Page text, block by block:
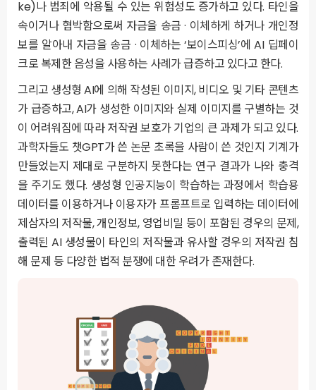
ke)나 범죄에 악용될 수 있는 위험성도 증가하고 있다. 타인을
속이거나 협박함으로써 자금을 송금 · 이체하게 하거나 개인정
보를 알아내 자금을 송금 · 이체하는 ‘보이스피싱’에 AI 딥페이
크로 복제한 음성을 사용하는 사례가 급증하고 있다고 한다.
그리고 생성형 AI에 의해 작성된 이미지, 비디오 및 기타 콘텐츠
가 급증하고, AI가 생성한 이미지와 실제 이미지를 구별하는 것
이 어려워짐에 따라 저작권 보호가 기업의 큰 과제가 되고 있다.
과학자들도 챗GPT가 쓴 논문 초록을 사람이 쓴 것인지 기계가
만들었는지 제대로 구분하지 못한다는 연구 결과가 나와 충격
을 주기도 했다. 생성형 인공지능이 학습하는 과정에서 학습용
데이터를 이용하거나 이용자가 프롬프트로 입력하는 데이터에
제삼자의 저작물, 개인정보, 영업비밀 등이 포함된 경우의 문제,
출력된 AI 생성물이 타인의 저작물과 유사할 경우의 저작권 침
해 문제 등 다양한 법적 분쟁에 대한 우려가 존재한다.